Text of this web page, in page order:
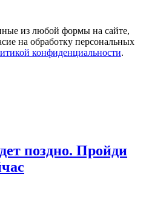
из любой формы на сайте,
на обработку персональных
конфиденциальности.
поздно. Пройди